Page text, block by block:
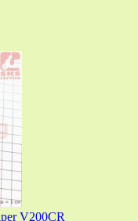
V200CR